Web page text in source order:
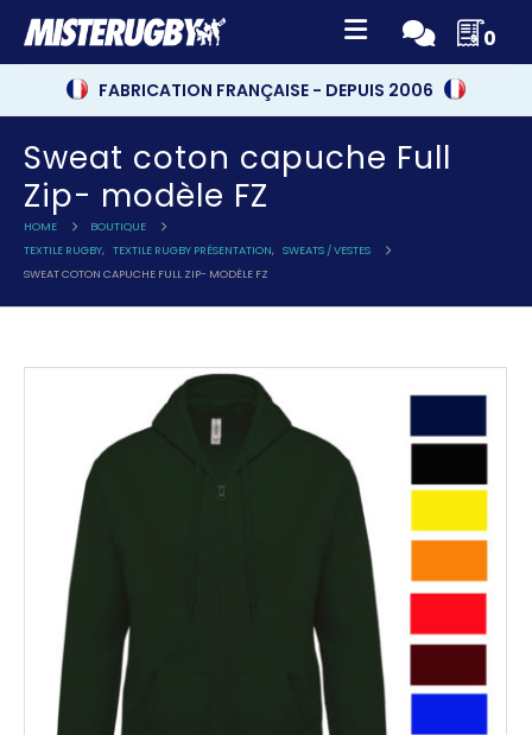
0
FABRICATION FRANÇAISE - DEPUIS 2006
Sweat coton capuche Full
Zip- modèle FZ
HOME
BOUTIQUE
TEXTILE RUGBY, TEXTILE RUGBY PRÉSENTATION, SWEATS / VESTES
SWEAT COTON CAPUCHE FULL ZIP- MODÈLE FZ